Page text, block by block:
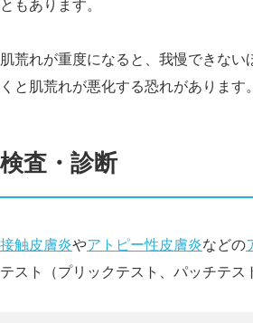
ともあります。
肌荒れが重度になると、我慢できな
くと肌荒れが悪化する恐れがあります。
検査・診断
接触皮膚炎やアトピー性皮膚炎などの
テスト（プリックテスト、パッチテ